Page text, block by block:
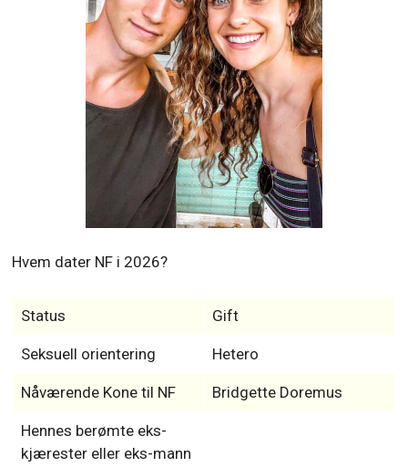
Hvem dater NF i 2026?
Status Gift
Seksuell orientering Hetero
Nåværende Kone til NF Bridgette Doremus
Hennes berømte eks-
kjærester eller eks-mann